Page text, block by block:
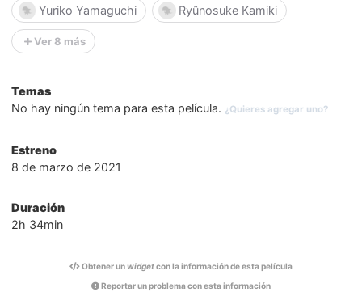
Yuriko Yamaguchi Ryûnosuke Kamiki
Ver 8 más
Temas
No hay ningún tema para esta película. ¿Quieres agregar uno?
Estreno
8 de marzo de 2021
Duración
2h 34min
Obtener unwidgetcon la información de esta película
Reportar un problema con esta información